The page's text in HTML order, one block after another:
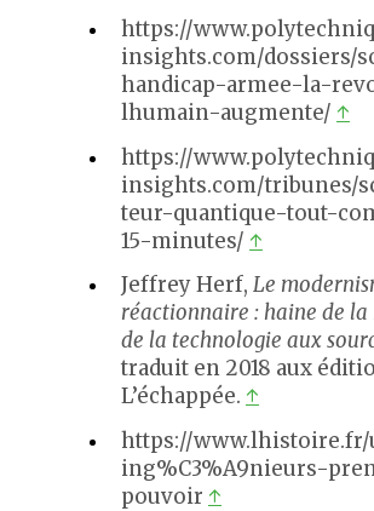
https://
insights.com/dossiers/
handicap-armee-la-
lhumain-augmente/ ↑
https://
insights.com/tribunes/
teur-quantique-tout-
15-minutes/ ↑
Jeffrey Herf, Le
réactionnaire : haine de la
de la technologie aux
traduit en 2018 aux
L’échappée. ↑
https://
ing%C3%A9nieurs-
pouvoir ↑